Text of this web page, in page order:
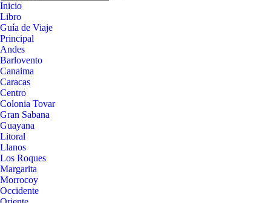
Inicio
Libro
Guía de Viaje
Principal
Andes
Barlovento
Canaima
Caracas
Centro
Colonia Tovar
Gran Sabana
Guayana
Litoral
Llanos
Los Roques
Margarita
Morrocoy
Occidente